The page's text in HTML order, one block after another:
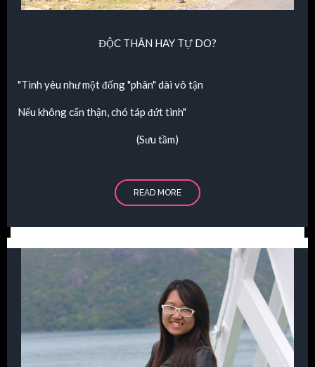
ĐỘC THÂN HAY TỰ DO?
"Tình yêu như một đống "phân" dài vô tận
Nếu không cẩn thận, chó táp đứt tình"
(Sưu tầm)
READ MORE